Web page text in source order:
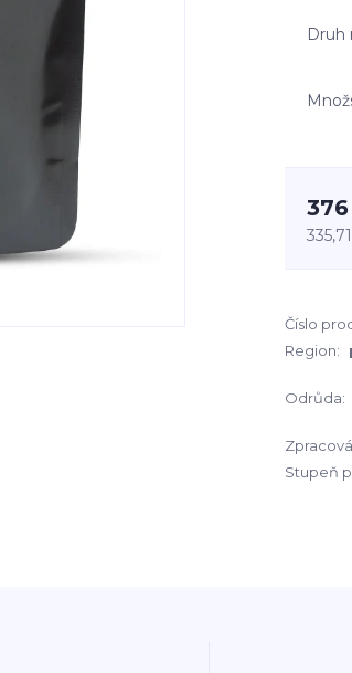
Druh
Číslo
Region:
Odrůda:
Stupeň